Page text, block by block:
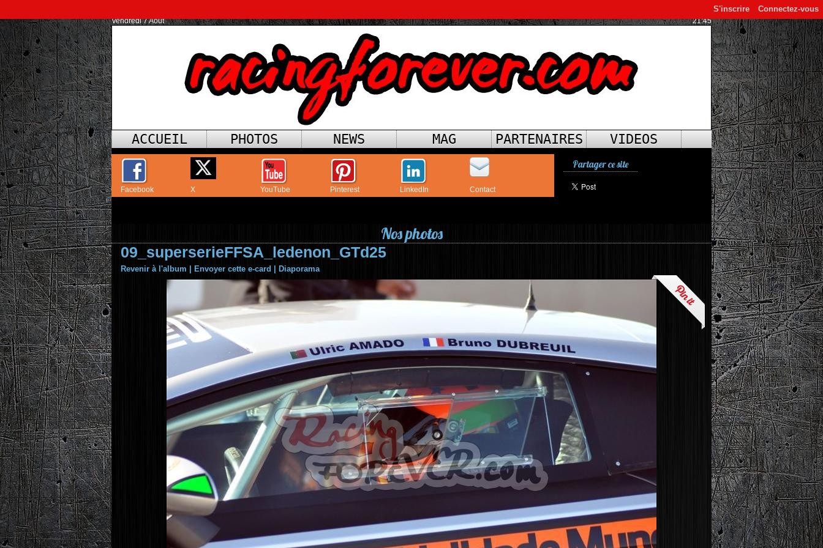
Connectez-vous
S'inscrire
Vendredi 7 Août 21:45
ACCUEIL PHOTOS NEWS MAG PARTENAIRES VIDEOS
Facebook X YouTube Pinterest LinkedIn Contact
Partager ce site
Nos photos
09_superserieFFSA_ledenon_GTd25
Revenir à l'album Envoyer cette e-card Diaporama